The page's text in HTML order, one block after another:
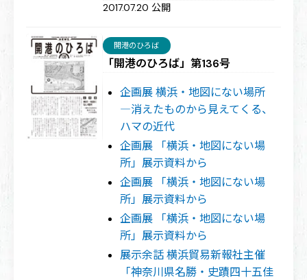
2017.07.20 公開
「開港のひろば」第136号
開港のひろば
企画展 横浜・地図にない場所
―消えたものから見えてくる、
ハマの近代
企画展 「横浜・地図にない場
所」展示資料から
企画展 「横浜・地図にない場
所」展示資料から
企画展 「横浜・地図にない場
所」展示資料から
展示余話 横浜貿易新報社主催
「神奈川県名勝・史蹟四十五佳